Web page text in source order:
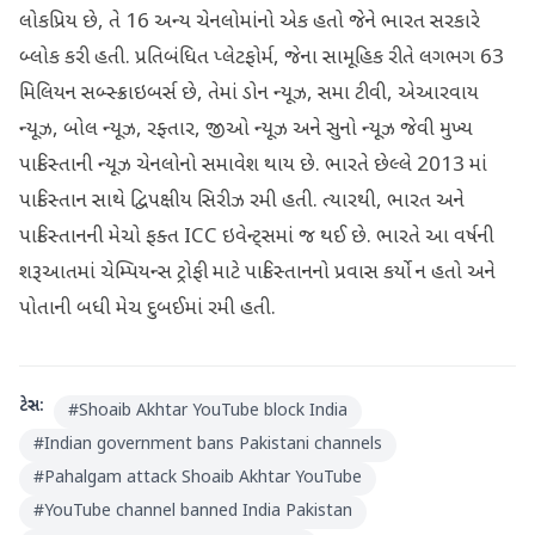
લોકપ્રિય છે, તે 16 અન્ય ચેનલોમાંનો એક હતો જેને ભારત સરકારે
બ્લોક કરી હતી. પ્રતિબંધિત પ્લેટફોર્મ, જેના સામૂહિક રીતે લગભગ 63
મિલિયન સબ્સ્ક્રાઇબર્સ છે, તેમાં ડોન ન્યૂઝ, સમા ટીવી, એઆરવાય
ન્યૂઝ, બોલ ન્યૂઝ, રફ્તાર, જીઓ ન્યૂઝ અને સુનો ન્યૂઝ જેવી મુખ્ય
પાકિસ્તાની ન્યૂઝ ચેનલોનો સમાવેશ થાય છે. ભારતે છેલ્લે 2013 માં
પાકિસ્તાન સાથે દ્વિપક્ષીય સિરીઝ રમી હતી. ત્યારથી, ભારત અને
પાકિસ્તાનની મેચો ફક્ત ICC ઇવેન્ટ્સમાં જ થઈ છે. ભારતે આ વર્ષની
શરૂઆતમાં ચેમ્પિયન્સ ટ્રોફી માટે પાકિસ્તાનનો પ્રવાસ કર્યો ન હતો અને
પોતાની બધી મેચ દુબઈમાં રમી હતી.
ટેગ્સ: #Shoaib Akhtar YouTube block India
#Indian government bans Pakistani channels
#Pahalgam attack Shoaib Akhtar YouTube
#YouTube channel banned India Pakistan